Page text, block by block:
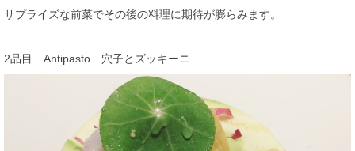
サプライズな前菜でその後の料理に期待が膨らみます。
2品目 Antipasto 穴子とズッキーニ